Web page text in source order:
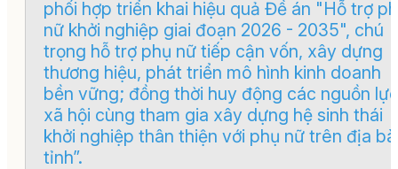
phối hợp triển khai hiệu quả Đề án "Hỗ trợ
nữ khởi nghiệp giai đoạn 2026 - 2035", chú
trọng hỗ trợ phụ nữ tiếp cận vốn, xây dựng
thương hiệu, phát triển mô hình kinh doanh
bền vững; đồng thời huy động các nguồn lực
xã hội cùng tham gia xây dựng hệ sinh thái
khởi nghiệp thân thiện với phụ nữ trên địa
tỉnh”.